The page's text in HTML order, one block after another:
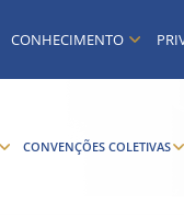
CONHECIMENTO
CONVENÇÕES COLETIVAS